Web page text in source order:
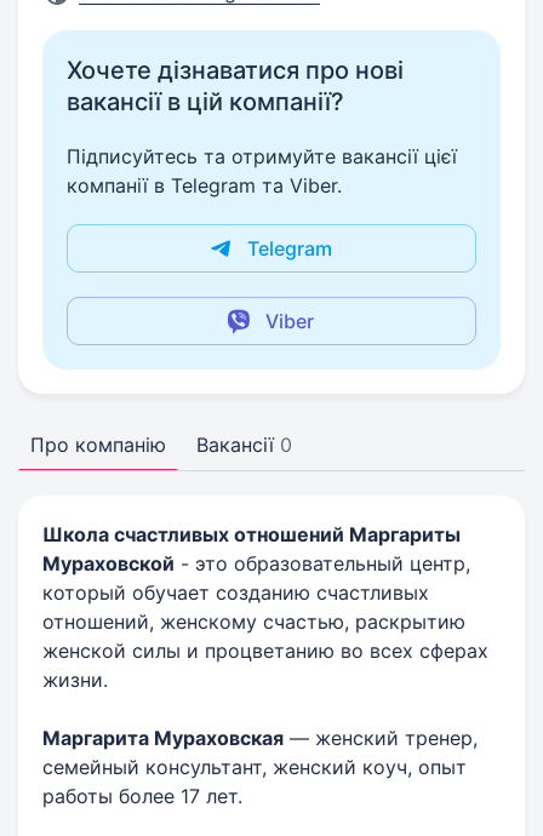
Хочете дізнаватися про нові
вакансії в цій компанії?
Підписуйтесь та отримуйте вакансії цієї
компанії в Telegram та Viber.
Telegram
Viber
Про компанію Вакансії 0
Школа счастливых отношений Маргариты
Мураховской - это образовательный центр,
который обучает созданию счастливых
отношений, женскому счастью, раскрытию
женской силы и процветанию во всех сферах
жизни.
Маргарита Мураховская — женский тренер,
семейный консультант, женский коуч, опыт
работы более 17 лет.